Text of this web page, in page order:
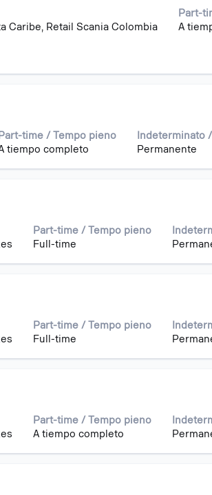
Caribe, Retail Scania Colombia
Part-
A
Part-time / Tempo pieno
tiempo completo
Indeterminato
Permanente
Part-time / Tempo pieno
Full-time
Part-time / Tempo pieno
Full-time
Part-time / Tempo pieno
A tiempo completo